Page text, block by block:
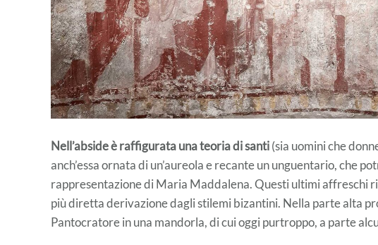
Nell’abside è raffigurata una teoria di santi(sia uomini che
anch’essa ornata di un’aureola e recante un unguentario, che
rappresentazione di Maria Maddalena. Questi ultimi affreschi
più diretta derivazione dagli stilemi bizantini. Nella parte alta
Pantocratore in una mandorla, di cui oggi purtroppo, a parte